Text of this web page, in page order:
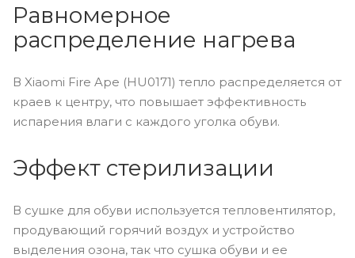
Равномерное
распределение нагрева
В Xiaomi Fire Ape (HU0171) тепло распределяется от
краев к центру, что повышает эффективность
испарения влаги с каждого уголка обуви.
Эффект стерилизации
В сушке для обуви используется тепловентилятор,
продувающий горячий воздух и устройство
выделения озона, так что сушка обуви и ее